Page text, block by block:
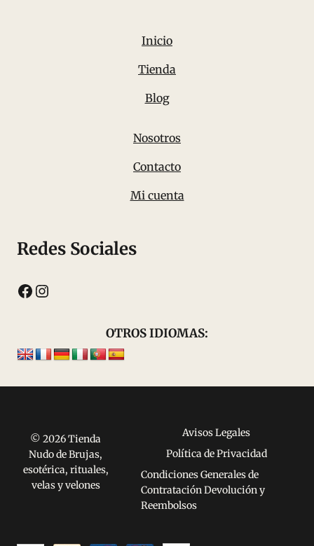
Inicio
Tienda
Blog
Nosotros
Contacto
Mi cuenta
Redes Sociales
Facebook
Instagram
OTROS IDIOMAS:
© 2026 Tienda
Nudo de Brujas,
esotérica, rituales,
velas y velones
Avisos Legales
Política de Privacidad
Condiciones Generales de
Contratación Devolución y
Reembolsos